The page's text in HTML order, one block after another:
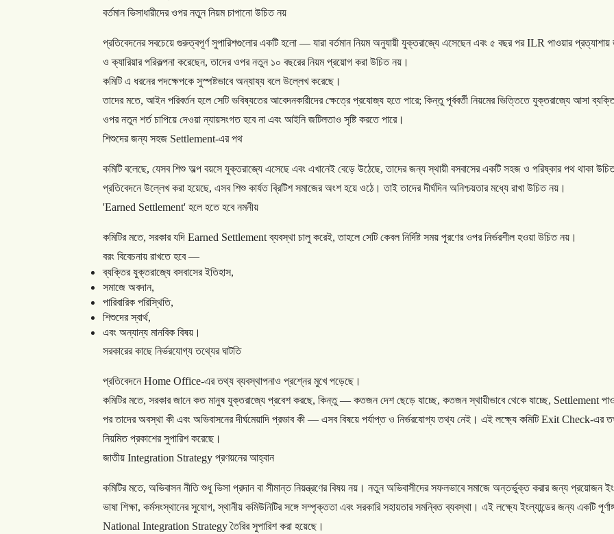
বর্তমান ভিসাধারীদের ওপর নতুন নিয়ম চাপানো উচিত নয়
প্রতিবেদনের সবচেয়ে গুরুত্বপূর্ণ সুপারিশগুলোর একটি হলো — যারা বর্তমান নিয়ম অনুযায়ী যুক্তরাজ্যে এসেছেন এবং ৫ বছর পরILR পাওয়ার প্রত্যাশায়
ও ক্যারিয়ার পরিকল্পনা করেছেন,তাদের ওপর নতুন ১০ বছরের নিয়ম প্রয়োগ করা উচিত নয়।
কমিটি এ ধরনের পদক্ষেপকে সুস্পষ্টভাবে অন্যায্য বলে উল্লেখ করেছে।
তাদের মতে, আইন পরিবর্তন হলে সেটি ভবিষ্যতের আবেদনকারীদের ক্ষেত্রে প্রযোজ্য হতে পারে; কিন্তু পূর্ববর্তী নিয়মের ভিত্তিতে যুক্তরাজ্যে আসা
ওপর নতুন শর্ত চাপিয়ে দেওয়া ন্যায়সংগত হবে না এবং আইনি জটিলতাও সৃষ্টি করতে পারে।
শিশুদের জন্য সহজ Settlement-এর পথ
কমিটি বলেছে, যেসব শিশু অল্প বয়সে যুক্তরাজ্যে এসেছে এবং এখানেই বেড়ে উঠেছে,তাদের জন্য স্থায়ী বসবাসের একটি সহজ ও পরিষ্কার পথ থাকা
প্রতিবেদনে উল্লেখ করা হয়েছে, এসব শিশু কার্যত ব্রিটিশ সমাজের অংশ হয়ে ওঠে। তাই তাদের দীর্ঘদিন অনিশ্চয়তার মধ্যে রাখা উচিত নয়।
'Earned Settlement' হলে হতে হবে নমনীয়
কমিটির মতে, সরকার যদি Earned Settlementব্যবস্থা চালু করেই,তাহলে সেটি কেবল নির্দিষ্ট সময় পূরণের ওপর নির্ভরশীল হওয়া উচিত নয়।
বরং বিবেচনায় রাখতে হবে—
ব্যক্তির যুক্তরাজ্যে বসবাসের ইতিহাস,
সমাজে অবদান,
পারিবারিক পরিস্থিতি,
শিশুদের স্বার্থ,
এবং অন্যান্য মানবিক বিষয়।
সরকারের কাছে নির্ভরযোগ্য তথ্যের ঘাটতি
প্রতিবেদনে Home Office-এর তথ্য ব্যবস্থাপনাও প্রশ্নের মুখে পড়েছে।
কমিটির মতে, সরকার জানে কত মানুষ যুক্তরাজ্যে প্রবেশ করছে, কিন্তু— কতজন দেশ ছেড়ে যাচ্ছে, কতজন স্থায়ীভাবে থেকে যাচ্ছে, Settlement
পর তাদের অবস্থা কী এবং অভিবাসনের দীর্ঘমেয়াদি প্রভাব কী — এসব বিষয়ে পর্যাপ্ত ও নির্ভরযোগ্য তথ্য নেই। এই লক্ষ্যে কমিটিExit Check-এর
নিয়মিত প্রকাশের সুপারিশ করেছে।
জাতীয় Integration Strategy প্রণয়নের আহ্বান
কমিটির মতে, অভিবাসন নীতি শুধু ভিসা প্রদান বা সীমান্ত নিয়ন্ত্রণের বিষয় নয়। নতুন অভিবাসীদের সফলভাবে সমাজে অন্তর্ভুক্ত করার জন্য প্রয়োজন
ভাষা শিক্ষা, কর্মসংস্থানের সুযোগ,স্থানীয় কমিউনিটির সঙ্গে সম্পৃক্ততা এবং সরকারি সহায়তার সমন্বিত ব্যবস্থা। এই লক্ষ্যে ইংল্যান্ডের জন্য একটি
National Integration Strategyতৈরির সুপারিশ করা হয়েছে।